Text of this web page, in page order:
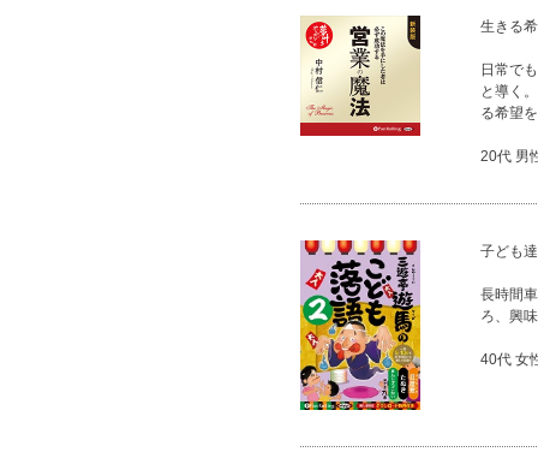
生きる
日常で
と導く
る希望
20代 男
子ども
長時間
ろ、興
40代 女